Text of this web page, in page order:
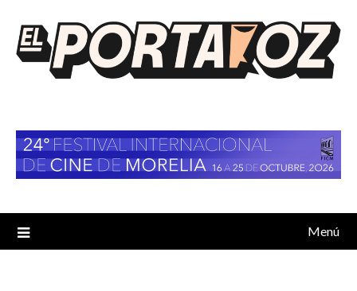
contenido
Menú